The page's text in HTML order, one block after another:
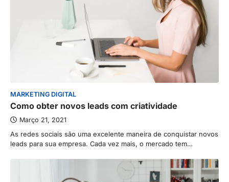
MARKETING DIGITAL
Como obter novos leads com criatividade
Março 21, 2021
As redes sociais são uma excelente maneira de conquistar novos
leads para sua empresa. Cada vez mais, o mercado tem…